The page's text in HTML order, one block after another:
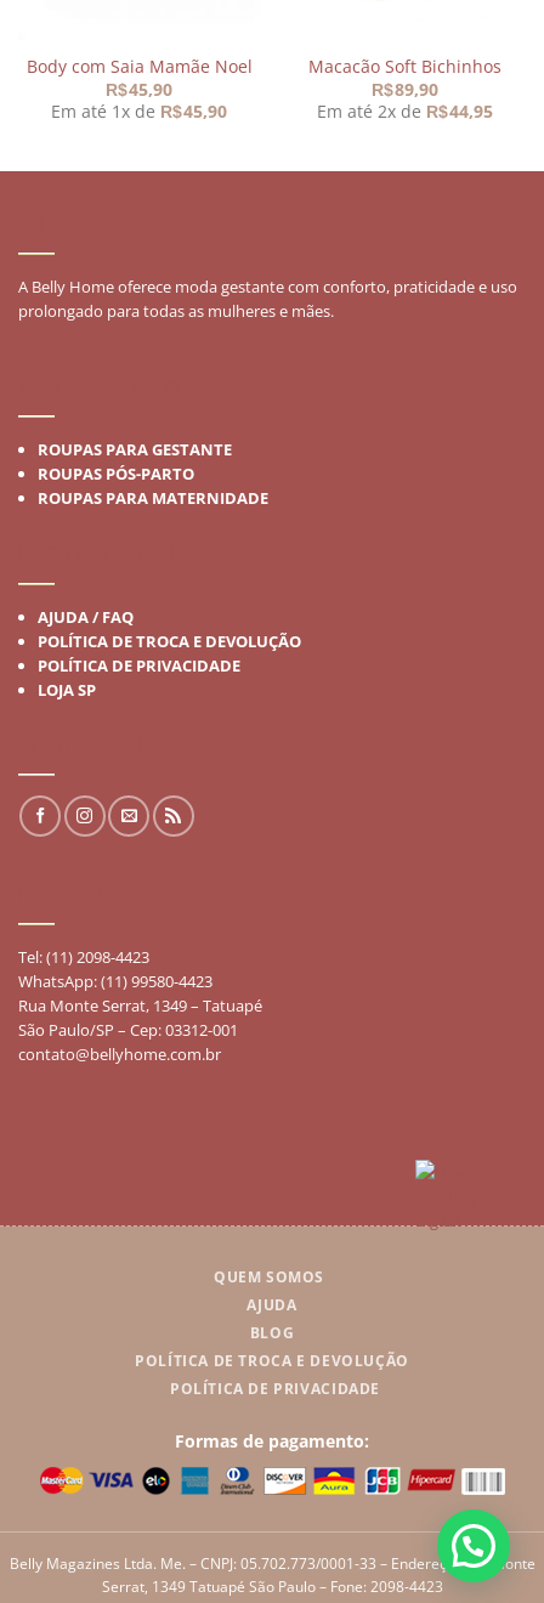
Body com Saia Mamãe Noel
R$45,90
Em até 1x de R$45,90
Macacão Soft Bichinhos
R$89,90
Em até 2x de R$44,95
A Belly Home oferece moda gestante com conforto, praticidade e uso
prolongado para todas as mulheres e mães.
ROUPAS PARA GESTANTE
ROUPAS PÓS-PARTO
ROUPAS PARA MATERNIDADE
AJUDA / FAQ
POLÍTICA DE TROCA E DEVOLUÇÃO
POLÍTICA DE PRIVACIDADE
LOJA SP
Tel: (11) 2098-4423
WhatsApp: (11) 99580-4423
Rua Monte Serrat, 1349 – Tatuapé
São Paulo/SP – Cep: 03312-001
contato@bellyhome.com.br
Formas de pagamento:
QUEM SOMOS
AJUDA
BLOG
POLÍTICA DE TROCA E DEVOLUÇÃO
POLÍTICA DE PRIVACIDADE
Belly Magazines Ltda. Me. – CNPJ: 05.702.773/0001-33 – Endereço: Rua Monte
Serrat, 1349 Tatuapé São Paulo – Fone: 2098-4423